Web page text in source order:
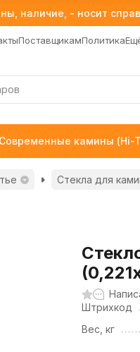
наличие, - носит
ПоставщикамПолитика
Современные камины (Hi-
Стекла для
Штрихкод
Вес, кг